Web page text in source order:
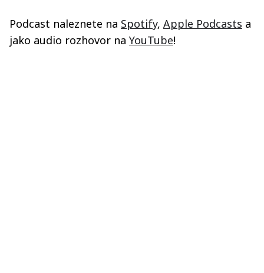
Podcast naleznete na Spotify, Apple Podcasts a
jako audio rozhovor na YouTube!